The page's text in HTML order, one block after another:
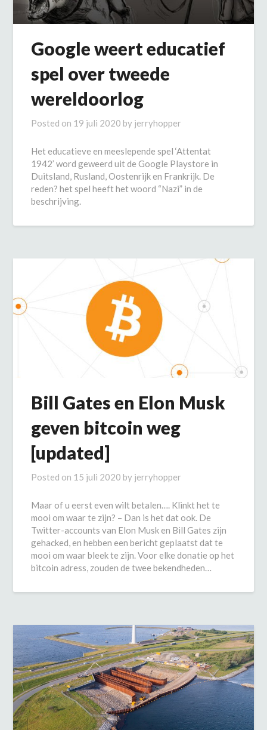
Google weert educatief
spel over tweede
wereldoorlog
Posted on 19 juli 2020 by jerryhopper
Het educatieve en meeslepende spel ‘Attentat
1942’ word geweerd uit de Google Playstore in
Duitsland, Rusland, Oostenrijk en Frankrijk. De
reden? het spel heeft het woord “Nazi” in de
beschrijving.
Bill Gates en Elon Musk
geven bitcoin weg
[updated]
Posted on 15 juli 2020 by jerryhopper
Maar of u eerst even wilt betalen…. Klinkt het te
mooi om waar te zijn? – Dan is het dat ook. De
Twitter-accounts van Elon Musk en Bill Gates zijn
gehacked, en hebben een bericht geplaatst dat te
mooi om waar bleek te zijn. Voor elke donatie op het
bitcoin adress, zouden de twee bekendheden…